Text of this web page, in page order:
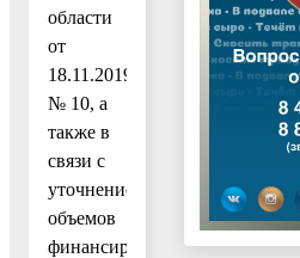
области
от
18.11.2019
№ 10, а
также в
связи с
уточнение
объемов
финансирования